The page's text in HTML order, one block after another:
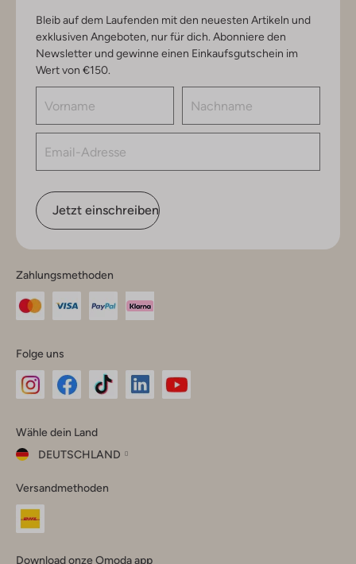
Bleib auf dem Laufenden mit den neuesten Artikeln und
exklusiven Angeboten, nur für dich. Abonniere den
Newsletter und gewinne einen Einkaufsgutschein im
Wert von €150.
Jetzt einschreiben
Zahlungsmethoden
Folge uns
Instagram
Facebook
TikTok
Wähle dein Land
DEUTSCHLAND
dein
Land
Versandmethoden
Download onze Omoda app